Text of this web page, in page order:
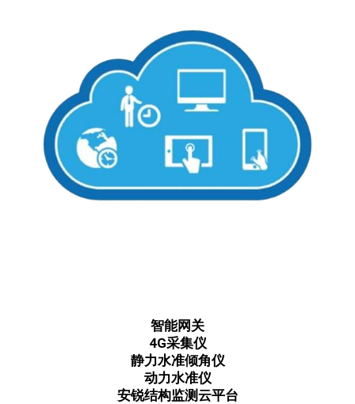
智能网关
4G采集仪
静力水准倾角仪
动力水准仪
安锐结构监测云平台